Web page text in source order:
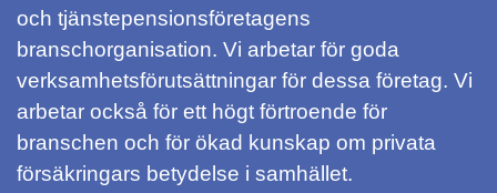
och tjänstepensionsföretagens
branschorganisation. Vi arbetar för goda
verksamhetsförutsättningar för dessa företag. Vi
arbetar också för ett högt förtroende för
branschen och för ökad kunskap om privata
försäkringars betydelse i samhället.